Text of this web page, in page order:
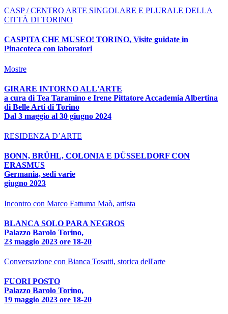
CASP / CENTRO ARTE SINGOLARE E PLURALE DELLA
CITTÀ DI TORINO
CASPITA CHE MUSEO! TORINO, Visite guidate in
Pinacoteca con laboratori
Mostre
GIRARE INTORNO ALL'ARTE
a cura di Tea Taramino e Irene Pittatore Accademia Albertina
di Belle Arti di Torino
Dal 3 maggio al 30 giugno 2024
RESIDENZA D’ARTE
BONN, BRÜHL, COLONIA E DÜSSELDORF CON
ERASMUS
Germania, sedi varie
giugno 2023
Incontro con Marco Fattuma Maò, artista
BLANCA SOLO PARA NEGROS
Palazzo Barolo Torino,
23 maggio 2023 ore 18-20
Conversazione con Bianca Tosatti, storica dell'arte
FUORI POSTO
Palazzo Barolo Torino,
19 maggio 2023 ore 18-20